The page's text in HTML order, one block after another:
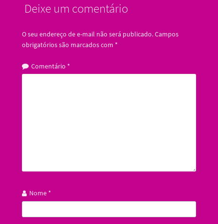
Deixe um comentário
O seu endereço de e-mail não será publicado.Campos
obrigatórios são marcados com *
Comentário *
Nome *